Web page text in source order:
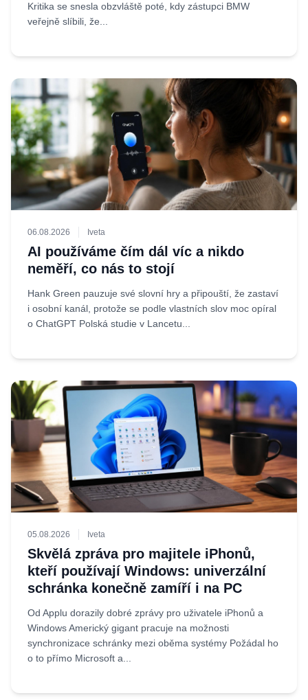
Kritika se snesla obzvláště poté, kdy zástupci BMW
veřejně slíbili, že...
06.08.2026 Iveta
AI používáme čím dál víc a nikdo
neměří, co nás to stojí
Hank Green pauzuje své slovní hry a připouští, že zastaví
i osobní kanál, protože se podle vlastních slov moc opíral
o ChatGPT Polská studie v Lancetu...
05.08.2026 Iveta
Skvělá zpráva pro majitele iPhonů,
kteří používají Windows: univerzální
schránka konečně zamíří i na PC
Od Applu dorazily dobré zprávy pro uživatele iPhonů a
Windows Americký gigant pracuje na možnosti
synchronizace schránky mezi oběma systémy Požádal ho
o to přímo Microsoft a...